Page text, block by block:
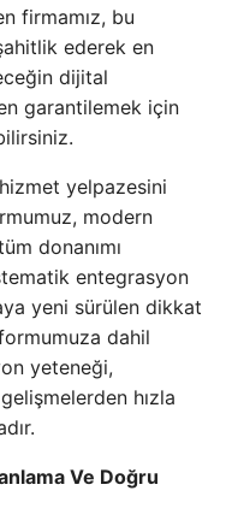
firmamız, bu
ederek en
dijital
garantilemek için
yelpazesini
modern
donanımı
entegrasyon
yeni sürülen dikkat
dahil
yeteneği,
hızla
Ve Doğru